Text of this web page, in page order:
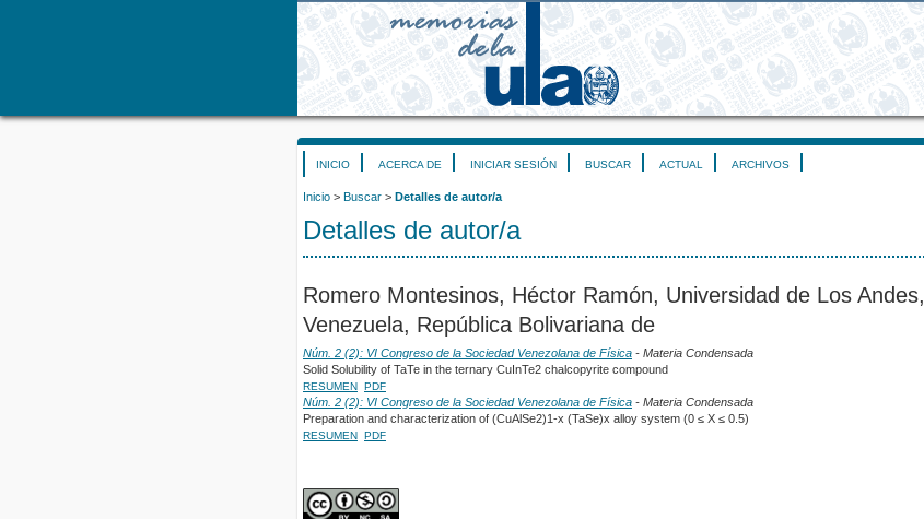
INICIO ACERCA DE INICIAR SESIÓN BUSCAR ACTUAL ARCHIVOS
Inicio > Buscar > Detalles de autor/a
Detalles de autor/a
Romero Montesinos, Héctor Ramón, Universidad de Los Andes,
Venezuela, República Bolivariana de
Núm. 2 (2): VI Congreso de la Sociedad Venezolana de Física - Materia Condensada
Solid Solubility of TaTe in the ternary CuInTe2 chalcopyrite compound
RESUMEN PDF
Núm. 2 (2): VI Congreso de la Sociedad Venezolana de Física - Materia Condensada
Preparation and characterization of (CuAlSe2)1-x (TaSe)x alloy system (0 ≤ X ≤ 0.5)
RESUMEN PDF